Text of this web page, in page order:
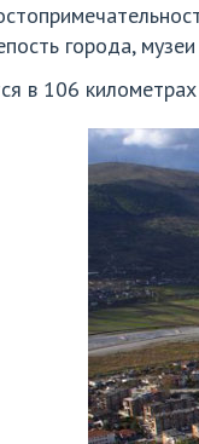
города,
в 106